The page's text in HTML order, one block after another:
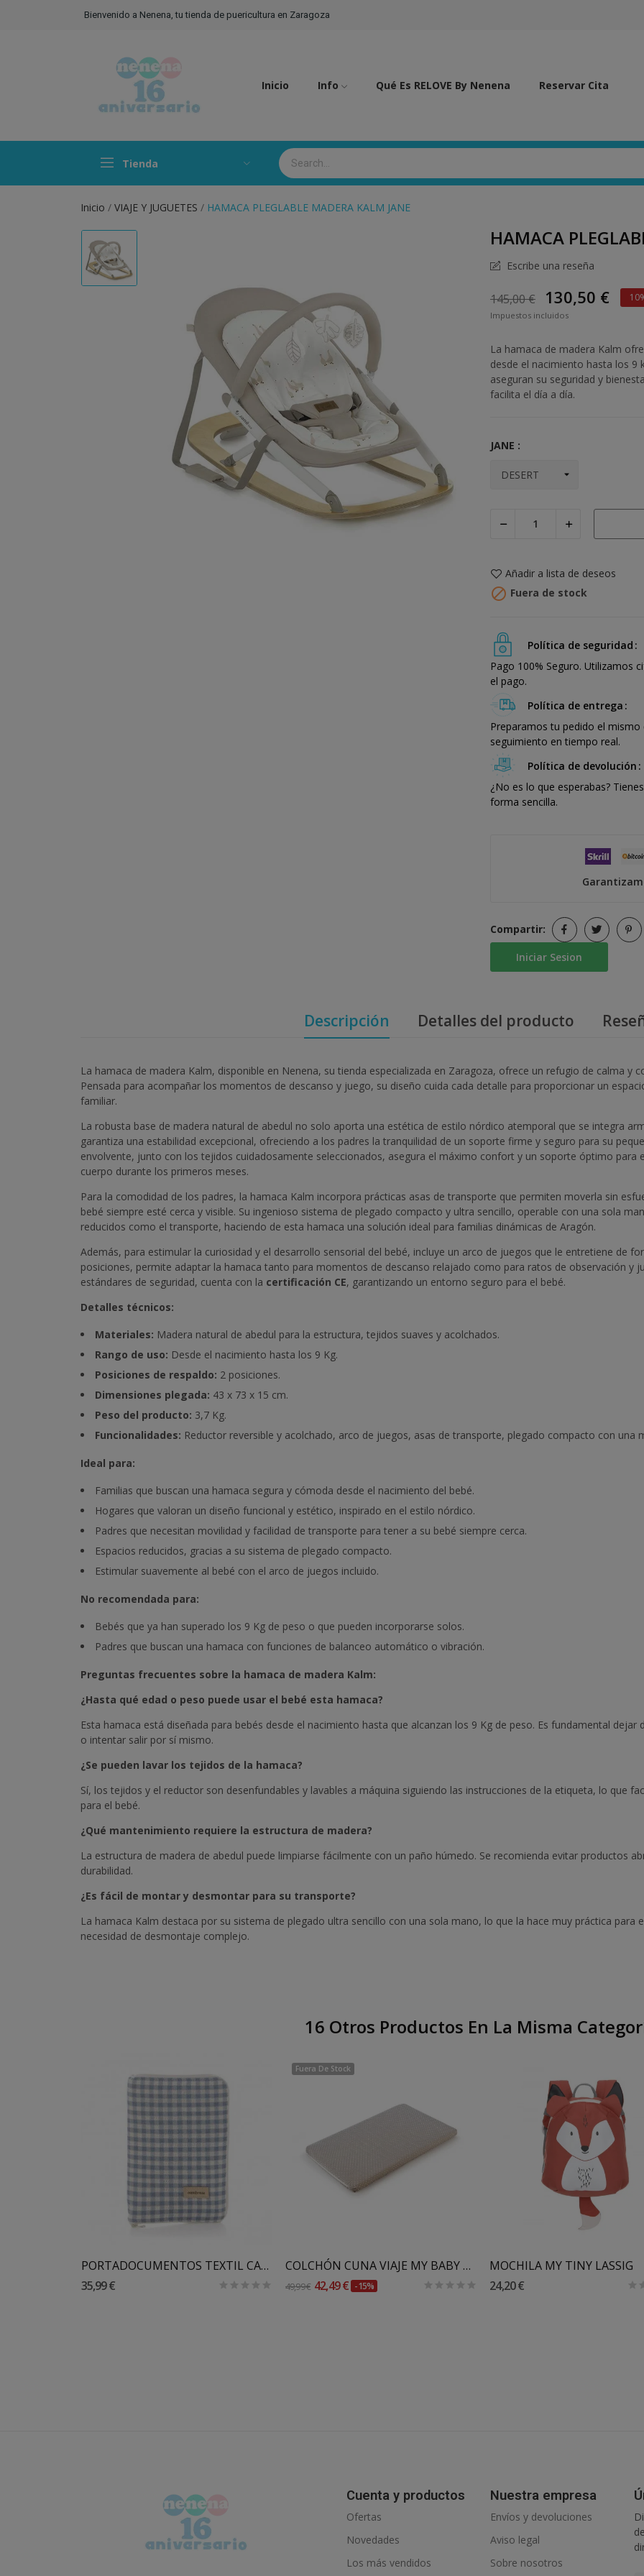
Bienvenido a Nenena, tu tienda de puericultura en Zaragoza
Inicio Info Qué Es RELOVE By Nenena Reservar Cita
Tienda
Inicio VIAJE Y JUGUETES HAMACA PLEGLABLE MADERA KALM JANE
HAMACA
Escribe una reseña
145,00 € 130,50 €
Impuestos incluidos
La hamaca de madera Kalm
desde el nacimiento hasta los 9
aseguran su seguridad y
facilita el día a día.
JANE :
Añadir a lista de deseos
 Fuera de stock
Política de seguridad
Pago 100% Seguro. Utilizamos
el pago.
Política de entrega
Preparamos tu pedido el
seguimiento en tiempo real.
Política de devolución
¿No es lo que esperabas?
forma sencilla.
Compartir:
Iniciar Sesion
Descripción Detalles del producto
La hamaca de madera Kalm, disponible en Nenena, su tienda especializada en Zaragoza, ofrece un refugio de calma y
Pensada para acompañar los momentos de descanso y juego, su diseño cuida cada detalle para proporcionar un
familiar.
La robusta base de madera natural de abedul no solo aporta una estética de estilo nórdico atemporal que se integra
garantiza una estabilidad excepcional, ofreciendo a los padres la tranquilidad de un soporte firme y seguro para su
envolvente, junto con los tejidos cuidadosamente seleccionados, asegura el máximo confort y un soporte óptimo para
cuerpo durante los primeros meses.
Para la comodidad de los padres, la hamaca Kalm incorpora prácticas asas de transporte que permiten moverla sin
bebé siempre esté cerca y visible. Su ingenioso sistema de plegado compacto y ultra sencillo, operable con una sola
reducidos como el transporte, haciendo de esta hamaca una solución ideal para familias dinámicas de Aragón.
Además, para estimular la curiosidad y el desarrollo sensorial del bebé, incluye un arco de juegos que le entretiene de
posiciones, permite adaptar la hamaca tanto para momentos de descanso relajado como para ratos de observación y
estándares de seguridad, cuenta con la certificación CE, garantizando un entorno seguro para el bebé.
Detalles técnicos:
Materiales: Madera natural de abedul para la estructura, tejidos suaves y acolchados.
Rango de uso: Desde el nacimiento hasta los 9 Kg.
Posiciones de respaldo: 2 posiciones.
Dimensiones plegada: 43 x 73 x 15 cm.
Peso del producto: 3,7 Kg.
Funcionalidades: Reductor reversible y acolchado, arco de juegos, asas de transporte, plegado compacto con una
Ideal para:
Familias que buscan una hamaca segura y cómoda desde el nacimiento del bebé.
Hogares que valoran un diseño funcional y estético, inspirado en el estilo nórdico.
Padres que necesitan movilidad y facilidad de transporte para tener a su bebé siempre cerca.
Espacios reducidos, gracias a su sistema de plegado compacto.
Estimular suavemente al bebé con el arco de juegos incluido.
No recomendada para:
Bebés que ya han superado los 9 Kg de peso o que pueden incorporarse solos.
Padres que buscan una hamaca con funciones de balanceo automático o vibración.
Preguntas frecuentes sobre la hamaca de madera Kalm:
¿Hasta qué edad o peso puede usar el bebé esta hamaca?
Esta hamaca está diseñada para bebés desde el nacimiento hasta que alcanzan los 9 Kg de peso. Es fundamental
o intentar salir por sí mismo.
¿Se pueden lavar los tejidos de la hamaca?
Sí, los tejidos y el reductor son desenfundables y lavables a máquina siguiendo las instrucciones de la etiqueta, lo que
para el bebé.
¿Qué mantenimiento requiere la estructura de madera?
La estructura de madera de abedul puede limpiarse fácilmente con un paño húmedo. Se recomienda evitar productos
durabilidad.
¿Es fácil de montar y desmontar para su transporte?
La hamaca Kalm destaca por su sistema de plegado ultra sencillo con una sola mano, lo que la hace muy práctica para
necesidad de desmontaje complejo.
16 Otros Productos En La Misma
Añadir Al Carrito
PORTADOCUMENTOS TEXTIL CAMBRASS
35,99 €
Fuera De Stock
COLCHÓN CUNA VIAJE MY BABY MATTRESS
49,99 € 42,49 € -15%
MOCHILA MY TINY LASSIG
24,20 €
Cuenta y productos
Ofertas
Novedades
Los más vendidos
Nuestra empresa
Envíos y devoluciones
Aviso legal
Sobre nosotros